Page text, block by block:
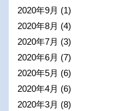
2020年9月 (1)
2020年8月 (4)
2020年7月 (3)
2020年6月 (7)
2020年5月 (6)
2020年4月 (6)
2020年3月 (8)